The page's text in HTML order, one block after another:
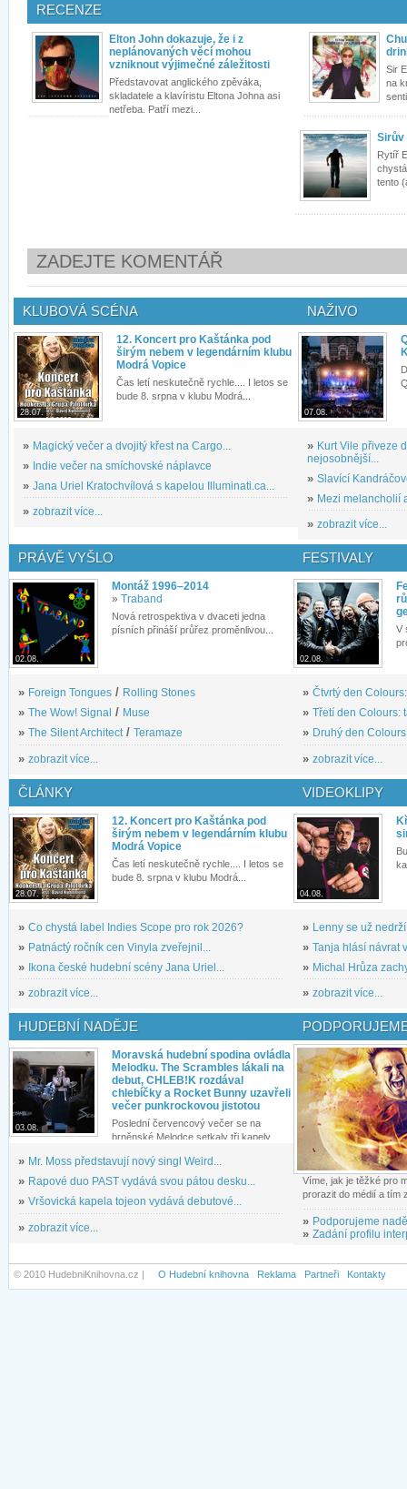
RECENZE
Elton John dokazuje, že i z
neplánovaných věcí mohou
vzniknout výjimečné záležitosti
Představovat anglického zpěváka,
skladatele a klavíristu Eltona Johna asi
netřeba. Patří mezi...
Sir
na
Sirův
Rytíř
tento
ZADEJTE KOMENTÁŘ
KLUBOVÁ SCÉNA
28.07.
12. Koncert pro Kaštánka pod
širým nebem v legendárním klubu
Modrá Vopice
Čas letí neskutečně rychle.... I letos se
bude 8. srpna v klubu Modrá...
» Magický večer a dvojitý křest na Cargo...
» Indie večer na smíchovské náplavce
» Jana Uriel Kratochvílová s kapelou Illuminati.ca...
» zobrazit více...
NAŽIVO
07.08.
» Kurt Vile přiveze
nejosobnější...
» Slavící
» Mezi melancholií
» zobrazit více...
PRÁVĚ VYŠLO
02.08.
Montáž 1996–2014
» Traband
Nová retrospektiva v dvaceti jedna
písních přináší průřez proměnlivou...
» Foreign Tongues / Rolling Stones
» The Wow! Signal / Muse
» The Silent Architect/ Teramaze
» zobrazit více...
FESTIVALY
02.08.
V
» Čtvrtý den
» Třetí den Colours:
» Druhý den
» zobrazit více...
ČLÁNKY
28.07.
12. Koncert pro Kaštánka pod
širým nebem v legendárním klubu
Modrá Vopice
Čas letí neskutečně rychle.... I letos se
bude 8. srpna v klubu Modrá...
» Co chystá label Indies Scope pro rok 2026?
» Patnáctý ročník cen Vinyla zveřejnil...
» Ikona české hudební scény Jana Uriel...
» zobrazit více...
VIDEOKLIPY
04.08.
» Lenny se už
» Tanja hlásí návrat
» Michal Hrůza
» zobrazit více...
HUDEBNÍ NADĚJE
03.08.
Moravská hudební spodina ovládla
Melodku. The Scrambles lákali na
debut, CHLEB!K rozdával
chlebíčky a Rocket Bunny uzavřeli
večer punkrockovou jistotou
Poslední červencový večer se na
brněnské Melodce setkaly tři kapely...
» Mr. Moss představují nový singl Weird...
» Rapové duo PAST vydává svou pátou desku...
» Vršovická kapela tojeon vydává debutové...
» zobrazit více...
Víme, jak je těžké pro
prorazit do médií a tím
» Podporujeme
» Zadání profilu
© 2010 HudebniKnihovna.cz | O Hudební knihovna Reklama Partneři Kontakty